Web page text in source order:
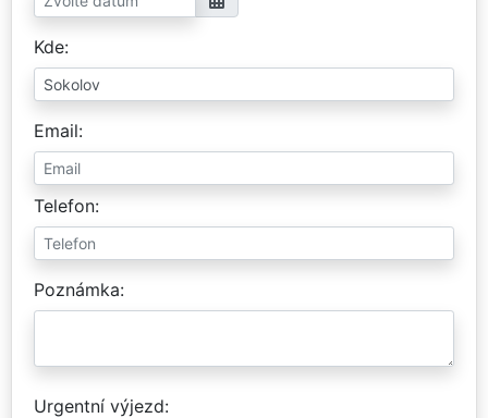
Kde
Email
Telefon
Poznámka
Urgentní výjezd